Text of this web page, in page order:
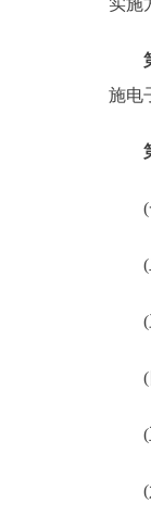
实施
施电
(一
(二
(三
(四
(五
(六